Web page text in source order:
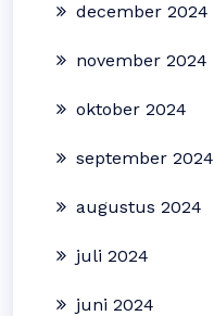
december 2024
november 2024
oktober 2024
september 2024
augustus 2024
juli 2024
juni 2024